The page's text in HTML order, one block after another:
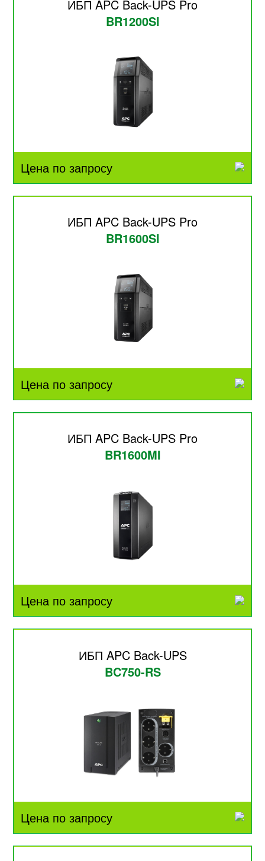
ИБП APC Back-UPS Pro
BR1200SI
Цена по запросу
ИБП APC Back-UPS Pro
BR1600SI
Цена по запросу
ИБП APC Back-UPS Pro
BR1600MI
Цена по запросу
ИБП APC Back-UPS
BC750-RS
Цена по запросу